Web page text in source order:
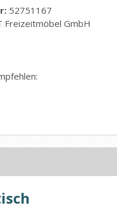
52751167
Freizeitmöbel GmbH